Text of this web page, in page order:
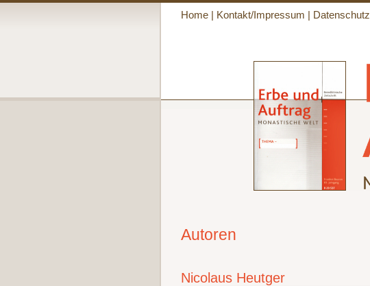
Home| Kontakt/Impressum Datenschutz
Autoren
Nicolaus Heutger